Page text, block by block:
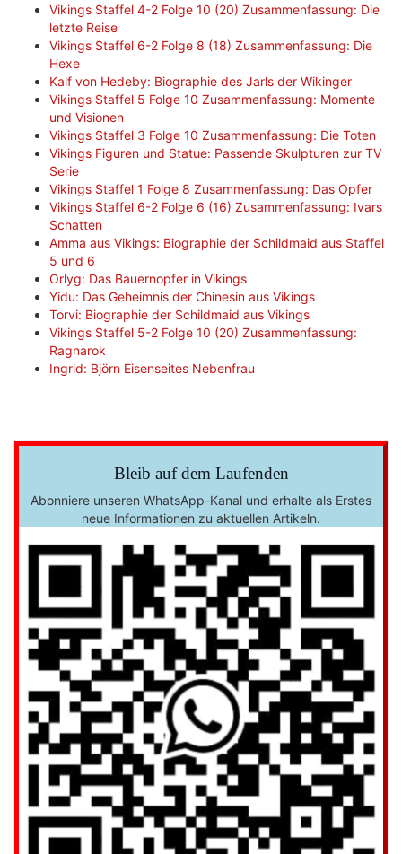
Vikings Staffel 4-2 Folge 10 (20) Zusammenfassung: Die
letzte Reise
Vikings Staffel 6-2 Folge 8 (18) Zusammenfassung: Die
Hexe
Kalf von Hedeby: Biographie des Jarls der Wikinger
Vikings Staffel 5 Folge 10 Zusammenfassung: Momente
und Visionen
Vikings Staffel 3 Folge 10 Zusammenfassung: Die Toten
Vikings Figuren und Statue: Passende Skulpturen zur TV
Serie
Vikings Staffel 1 Folge 8 Zusammenfassung: Das Opfer
Vikings Staffel 6-2 Folge 6 (16) Zusammenfassung: Ivars
Schatten
Amma aus Vikings: Biographie der Schildmaid aus Staffel
5 und 6
Orlyg: Das Bauernopfer in Vikings
Yidu: Das Geheimnis der Chinesin aus Vikings
Torvi: Biographie der Schildmaid aus Vikings
Vikings Staffel 5-2 Folge 10 (20) Zusammenfassung:
Ragnarok
Ingrid: Björn Eisenseites Nebenfrau
Bleib auf dem Laufenden
Abonniere unseren WhatsApp-Kanal und erhalte als Erstes
neue Informationen zu aktuellen Artikeln.